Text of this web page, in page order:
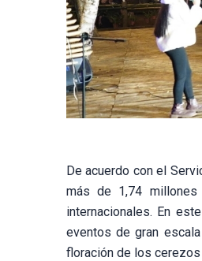
De acuerdo con el
más de 1,74
internacionales. En
eventos de gran
floración de los cerezos